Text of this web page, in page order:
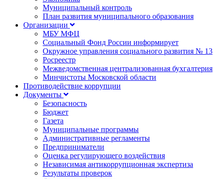
Муниципальный контроль
План развития муниципального образования
Организации
МБУ МФЦ
Социальный Фонд России информирует
Окружное управления социального развития № 13
Росреестр
Межведомственная централизованная бухгалтерия
Минчистоты Московской области
Противодействие коррупции
Документы
Безопасность
Бюджет
Газета
Муниципальные программы
Административные регламенты
Предприниматели
Оценка регулирующего воздействия
Независимая антикоррупционная экспертиза
Результаты проверок